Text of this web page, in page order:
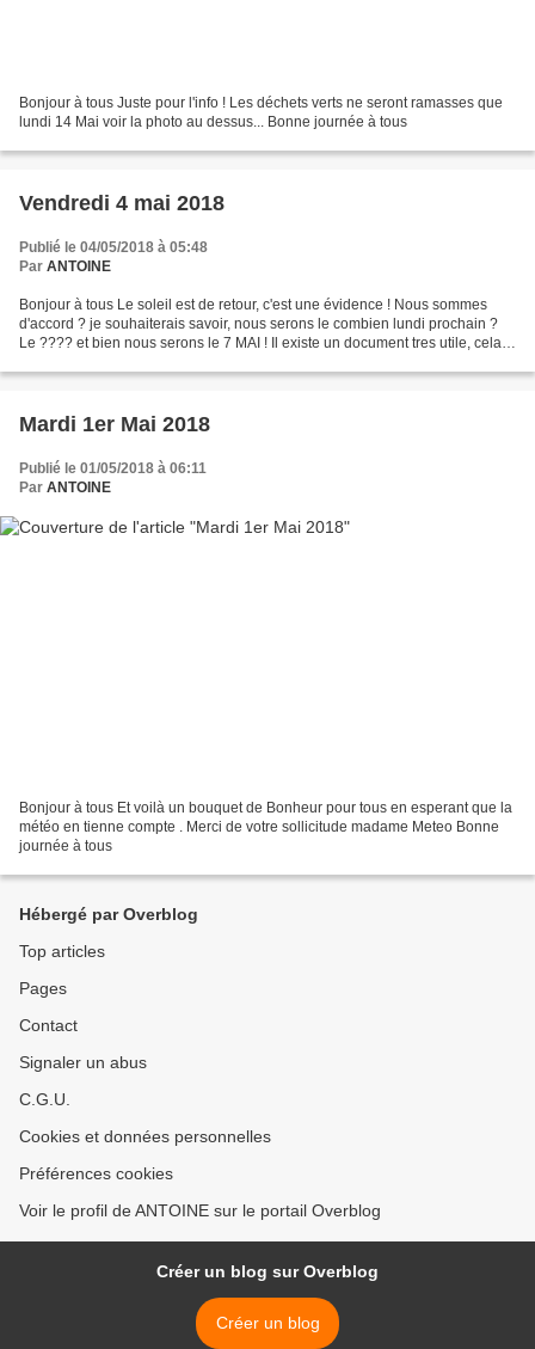
Bonjour à tous Juste pour l'info ! Les déchets verts ne seront ramasses que
lundi 14 Mai voir la photo au dessus... Bonne journée à tous
Vendredi 4 mai 2018
Publié le 04/05/2018 à 05:48
Par ANTOINE
Bonjour à tous Le soleil est de retour, c'est une évidence ! Nous sommes
d'accord ? je souhaiterais savoir, nous serons le combien lundi prochain ?
Le ???? et bien nous serons le 7 MAI ! Il existe un document tres utile, cela
Mardi 1er Mai 2018
Publié le 01/05/2018 à 06:11
Par ANTOINE
Bonjour à tous Et voilà un bouquet de Bonheur pour tous en esperant que la
météo en tienne compte . Merci de votre sollicitude madame Meteo Bonne
journée à tous
Hébergé par Overblog
Top articles
Pages
Contact
Signaler un abus
C.G.U.
Cookies et données personnelles
Préférences cookies
Voir le profil de ANTOINE sur le portail Overblog
Créer un blog sur Overblog
Créer un blog